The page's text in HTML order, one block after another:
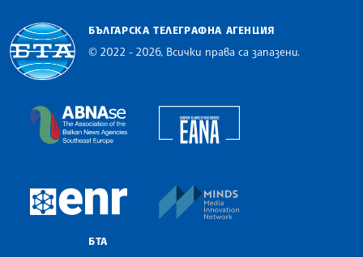
БЪЛГАРСКА ТЕЛЕГРАФНА АГЕНЦИЯ
© 2022 - 2026, Всички права са запазени.
The Assocoation of the Balkan News Agencies
European Newsroom
БТА